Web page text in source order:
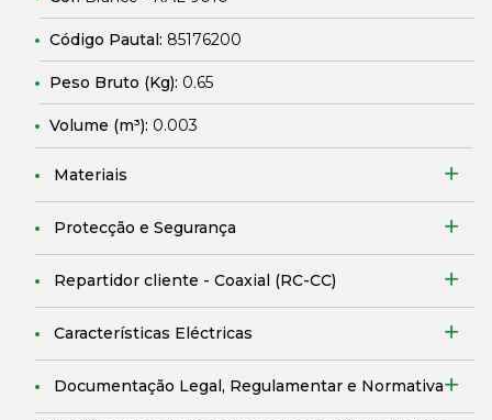
Código Pautal: 85176200
Peso Bruto (Kg): 0.65
Volume (m³): 0.003
Materiais
Protecção e Segurança
Repartidor cliente - Coaxial (RC-CC)
Características Eléctricas
Documentação Legal, Regulamentar e Normativa